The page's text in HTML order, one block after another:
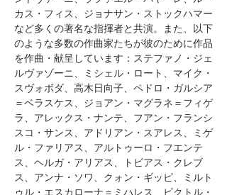
カス・フィス、ジョナサン・ストックハマー
など多くの著名な指揮者と共演。また、以下
のような多数の作曲家たちが彼のために作品
を作曲・献呈しています：ステファノ・ジェ
ルヴァゾーニ、ミシェル・ロート、マイク・
スヴォボダ、高木日向子、ペドロ・ガルシア
＝ベラスケス、ジョアン・マグラネ＝フィゲ
ラ、アレックス・ナンテ、フアン・フランシ
スコ・サンス、アドリアン・スアレス、ミゲ
ル・ファリアス、アルトゥーロ・フエンテ
ス、ヘルガ・アリアス、トビアス・クレブ
ス、アンナ・ソワ、クォン・ギッピ、ミルト
ゥル・エスカローナ＝ミハレス、ビクトル・